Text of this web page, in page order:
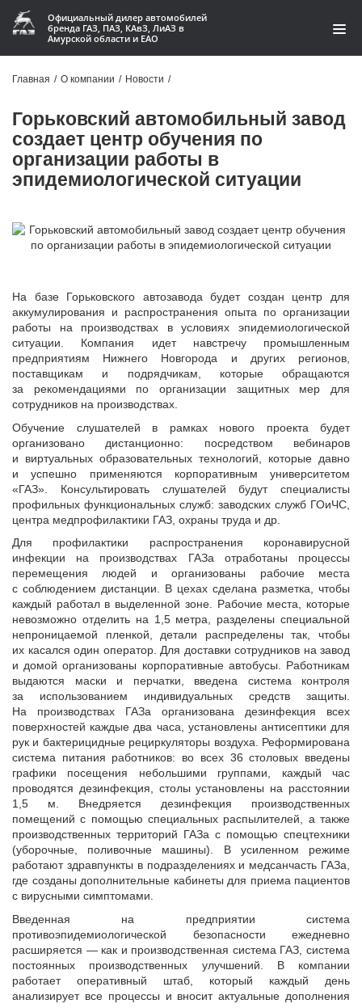
Официальный дилер автомобилей
бренда ГАЗ, ПАЗ, КАвЗ, ЛиАЗ в
Амурской области и ЕАО
Запчасти
Услуги и сервис
О компании
Контакты
Производство автофургонов
Автомобили
+7 (4162) 22-95-09
Запчасти
+7 (4162) 22-95-79
Сервисный центр
+7 (4162) 22–95–69
График работы: ПН-ПТ с 8.30 до 18.00 (+6 по МСК)
График работы сервис: ПН-СБ с 8.30 до 20.00
Главная / О компании / Новости /
Горьковский автомобильный завод
создает центр обучения по
организации работы в
эпидемиологической ситуации
На базе Горьковского автозавода будет создан центр для
аккумулирования и распространения опыта по организации
работы на производствах в условиях эпидемиологической
ситуации. Компания идет навстречу промышленным
предприятиям Нижнего Новгорода и других регионов,
поставщикам и подрядчикам, которые обращаются
за рекомендациями по организации защитных мер для
сотрудников на производствах.
Обучение слушателей в рамках нового проекта будет
организовано дистанционно: посредством вебинаров
и виртуальных образовательных технологий, которые давно
и успешно применяются корпоративным университетом
«ГАЗ». Консультировать слушателей будут специалисты
профильных функциональных служб: заводских служб ГОиЧС,
центра медпрофилактики ГАЗ, охраны труда и др.
Для профилактики распространения коронавирусной
инфекции на производствах ГАЗа отработаны процессы
перемещения людей и организованы рабочие места
с соблюдением дистанции. В цехах сделана разметка, чтобы
каждый работал в выделенной зоне. Рабочие места, которые
невозможно отделить на 1,5 метра, разделены специальной
непроницаемой пленкой, детали распределены так, чтобы
их касался один оператор. Для доставки сотрудников на завод
и домой организованы корпоративные автобусы. Работникам
выдаются маски и перчатки, введена система контроля
за использованием индивидуальных средств защиты.
На производствах ГАЗа организована дезинфекция всех
поверхностей каждые два часа, установлены антисептики для
рук и бактерицидные рециркуляторы воздуха. Реформирована
система питания работников: во всех 36 столовых введены
графики посещения небольшими группами, каждый час
проводятся дезинфекция, столы установлены на расстоянии
1,5 м. Внедряется дезинфекция производственных
помещений с помощью специальных распылителей, а также
производственных территорий ГАЗа с помощью спецтехники
(уборочные, поливочные машины). В усиленном режиме
работают здравпункты в подразделениях и медсанчасть ГАЗа,
где созданы дополнительные кабинеты для приема пациентов
с вирусными симптомами.
Введенная на предприятии система
противоэпидемиологической безопасности ежедневно
расширяется — как и производственная система ГАЗ, система
постоянных производственных улучшений. В компании
работает оперативный штаб, который каждый день
анализирует все процессы и вносит актуальные дополнения